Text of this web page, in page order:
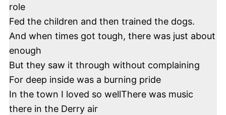
role
Fed the children and then trained the dogs.
And when times got tough, there was just about
enough
But they saw it through without complaining
For deep inside was a burning pride
In the town I loved so wellThere was music
there in the Derry air
Envie d'inspiration
irlandaise ?